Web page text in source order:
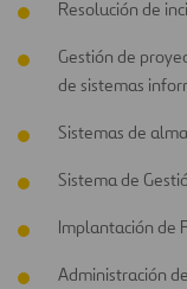
Resolución de
Gestión de
de sistemas
Sistemas de
Sistema de
Implantación de
Administración